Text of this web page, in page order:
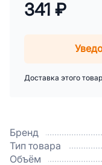
Бренд
Тип товара
Объём
341 ₽
Доставка этого